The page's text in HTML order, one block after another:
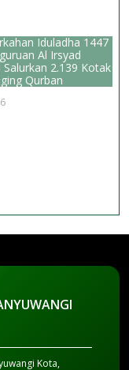
Iduladha 1447
Al Irsyad
2.139 Kotak
Qurban
Kota,